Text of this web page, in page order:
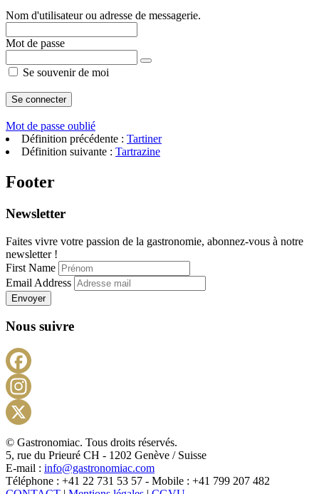
Nom d'utilisateur ou adresse de messagerie.
Mot de passe
Se souvenir de moi
Mot de passe oublié
Définition précédente : Tartiner
Définition suivante : Tartrazine
Footer
Newsletter
Faites vivre votre passion de la gastronomie, abonnez-vous à notre
newsletter !
First Name
Email Address
Envoyer
Nous suivre
X
© Gastronomiac. Tous droits réservés.
5, rue du Prieuré CH - 1202 Genève / Suisse
E-mail : info@gastronomiac.com
Téléphone : +41 22 731 53 57 - Mobile : +41 799 207 482